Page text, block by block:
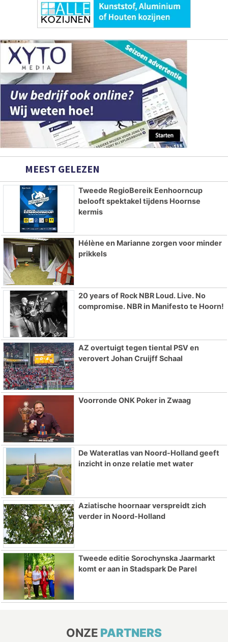
MEEST GELEZEN
Tweede RegioBereik Eenhoorncup
belooft spektakel tijdens Hoornse
kermis
Hélène en Marianne zorgen voor minder
prikkels
20 years of Rock NBR Loud. Live. No
compromise. NBR in Manifesto te Hoorn!
AZ overtuigt tegen tiental PSV en
verovert Johan Cruijff Schaal
Voorronde ONK Poker in Zwaag
De Wateratlas van Noord-Holland geeft
inzicht in onze relatie met water
Aziatische hoornaar verspreidt zich
verder in Noord-Holland
Tweede editie Sorochynska Jaarmarkt
komt er aan in Stadspark De Parel
ONZE PARTNERS